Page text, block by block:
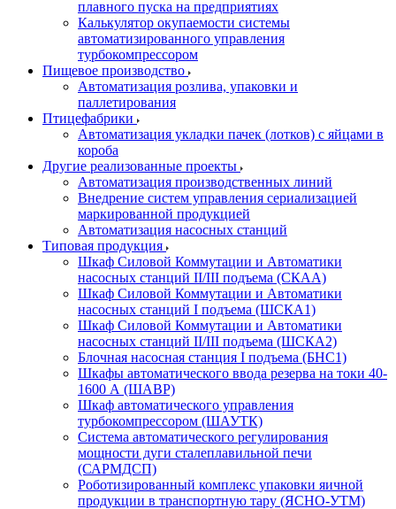
плавного пуска на предприятиях
Калькулятор окупаемости системы
автоматизированного управления
турбокомпрессором
Пищевое производство
Автоматизация розлива, упаковки и
паллетирования
Птицефабрики
Автоматизация укладки пачек (лотков) с яйцами в
короба
Другие реализованные проекты
Автоматизация производственных линий
Внедрение систем управления сериализацией
маркированной продукцией
Автоматизация насосных станций
Типовая продукция
Шкаф Силовой Коммутации и Автоматики
насосных станций II/III подъема (СКАА)
Шкаф Силовой Коммутации и Автоматики
насосных станций I подъема (ШСКА1)
Шкаф Силовой Коммутации и Автоматики
насосных станций II/III подъема (ШСКА2)
Блочная насосная станция I подъема (БНС1)
Шкафы автоматического ввода резерва на токи 40-
1600 А (ШАВР)
Шкаф автоматического управления
турбокомпрессором (ШАУТК)
Система автоматического регулирования
мощности дуги сталеплавильной печи
(САРМДСП)
Роботизированный комплекс упаковки яичной
продукции в транспортную тару (ЯСНО-УТМ)